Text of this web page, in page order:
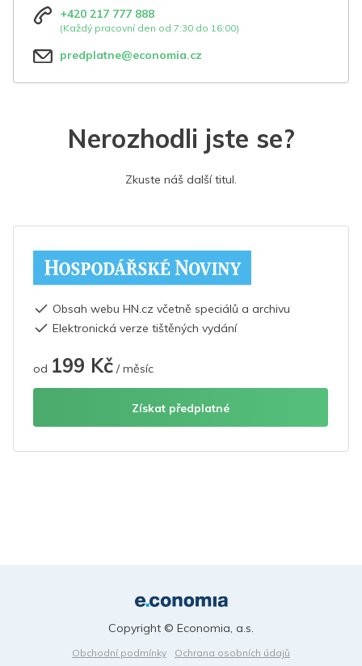
+420 217 777 888
(Každý pracovní den od 7:30 do 16:00)
predplatne@economia.cz
Nerozhodli jste se?
Zkuste náš další titul.
Obsah webu HN.cz včetně speciálů a archivu
Elektronická verze tištěných vydání
od 199 Kč / měsíc
Získat předplatné
Obchodní podmínky
Ochrana osobních údajů
Copyright © Economia, a.s.